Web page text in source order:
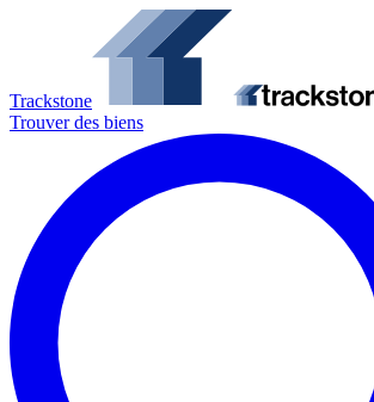
Trackstone
Trouver des biens